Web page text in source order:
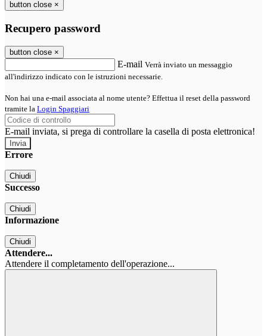
button close ×
Recupero password
button close ×
E-mail Verrà inviato un messaggio
all'indirizzo indicato con le istruzioni necessarie.
Non hai una e-mail associata al nome utente? Effettua il reset della password
tramite la Login Spaggiari
E-mail inviata, si prega di controllare la casella di posta elettronica!
Errore
Chiudi
Successo
Chiudi
Informazione
Chiudi
Attendere...
Attendere il completamento dell'operazione...